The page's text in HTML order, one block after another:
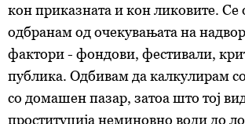
кон приказната и кон ликовите. Се
одбранам од очекувањата на
фактори - фондови, фестивали,
публика. Одбивам да калкулирам
со домашен пазар, затоа што тој
проституција неминовно води до